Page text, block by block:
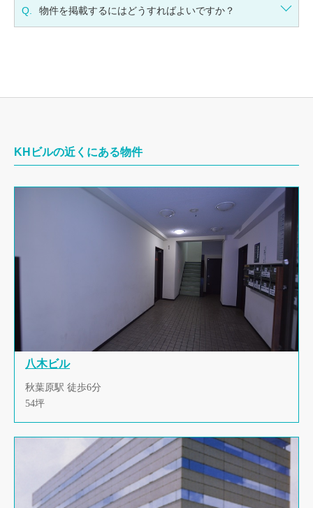
Q. 物件を掲載するにはどうすればよいですか？
KHビルの近くにある物件
八木ビル
秋葉原駅 徒歩6分
54坪